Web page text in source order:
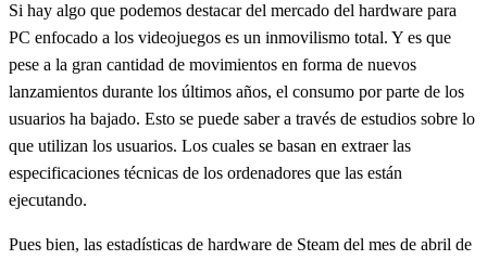
Si hay algo que podemos destacar del mercado del hardware para
PC enfocado a los videojuegos es un inmovilismo total. Y es que
pese a la gran cantidad de movimientos en forma de nuevos
lanzamientos durante los últimos años, el consumo por parte de los
usuarios ha bajado. Esto se puede saber a través de estudios sobre lo
que utilizan los usuarios. Los cuales se basan en extraer las
especificaciones técnicas de los ordenadores que las están
ejecutando.
Pues bien, las estadísticas de hardware de Steam del mes de abril de